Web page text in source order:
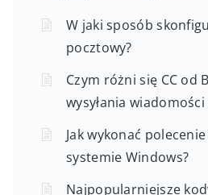
W jaki sposób
pocztowy?
Czym różni się CC od
wysyłania
Jak wykonać
systemie Windows?
Najpopularniejsze